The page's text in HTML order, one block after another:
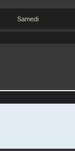
Samedi